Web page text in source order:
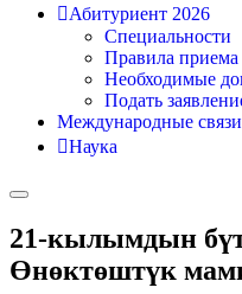
Абитуриент 2026
Специальности
Правила приема
Необходимые
Подать
Международные связи
Наука
21-кылымдын
Өнөктөштүк